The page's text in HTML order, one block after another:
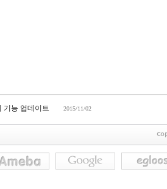
기능 업데이트 2015/11/02